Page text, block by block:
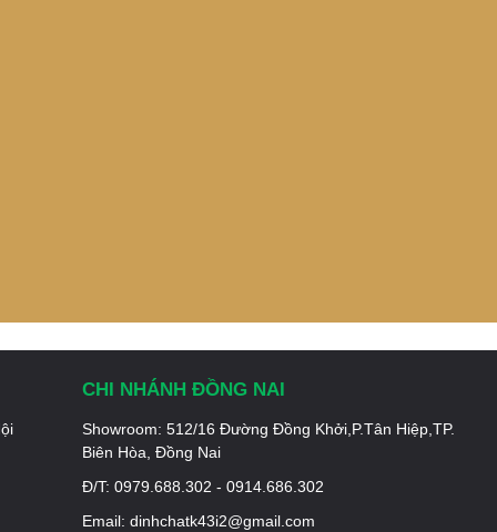
CHI NHÁNH ĐỒNG NAI
Showroom: 512/16 Đường Đồng Khởi,P.Tân Hiệp,TP.
Biên Hòa, Đồng Nai
Đ/T: 0979.688.302 - 0914.686. 302
Email: dinhchatk43i2@gmail.com